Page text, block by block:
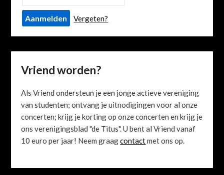
Vergeten?
Vriend worden?
Als Vriend ondersteun je een jonge actieve vereniging
van studenten; ontvang je uitnodigingen voor al onze
concerten; krijg je korting op onze concerten en krijg je
ons verenigingsblad "de Titus". U bent al Vriend vanaf
10 euro per jaar! Neem graagcontactmet ons op.